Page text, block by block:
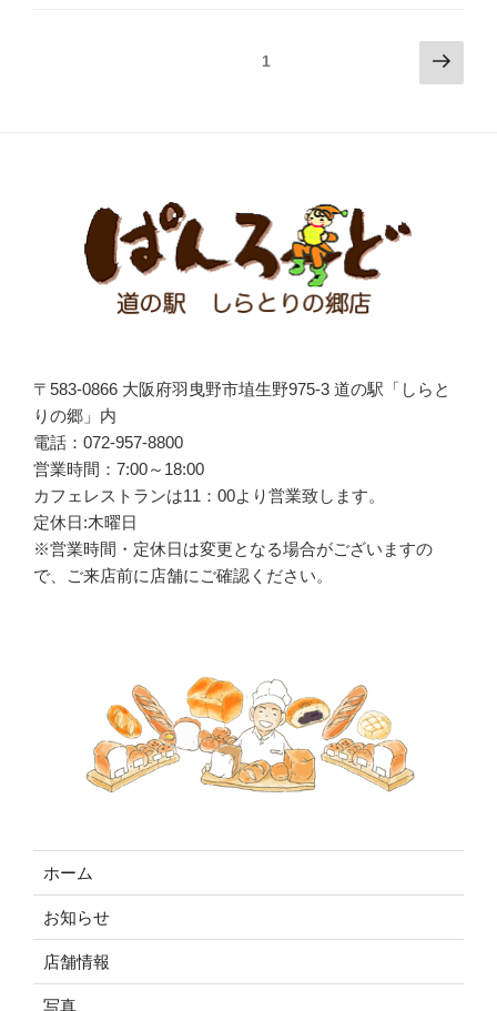
1
次
の
〒583-0866 大阪府羽曳野市埴生野975-3 道の駅「しらと
りの郷」内
電話：072-957-8800
営業時間：7:00～18:00
カフェレストランは11 ： 00より営業致します。
定休日:木曜日
※営業時間・定休日は変更となる場合がございますの
で、ご来店前に店舗にご確認ください。
ホーム
お知らせ
店舗情報
写真